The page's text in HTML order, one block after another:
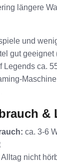
längere
und
gut geeignet
Legends ca.
&
ca. 3-6
Alltag nicht